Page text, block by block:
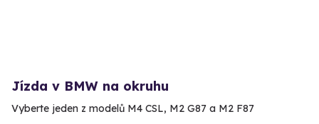
Jízda v BMW na okruhu
Vyberte jeden z modelů M4 CSL, M2 G87 a M2 F87